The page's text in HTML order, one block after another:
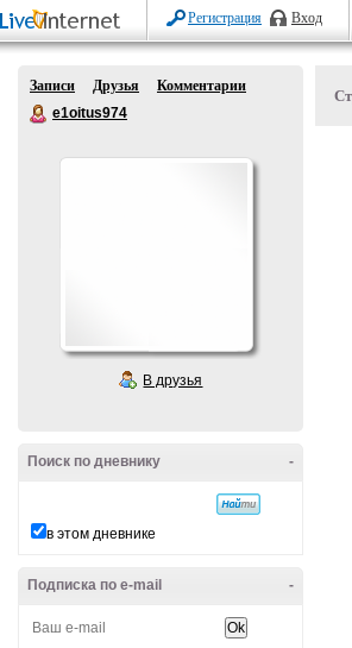
Регистрация Вход
Записи Друзья
Комментарии
e1oitus974
В друзья
-
Поиск по дневнику
в этом дневнике
-
Подписка по e-mail